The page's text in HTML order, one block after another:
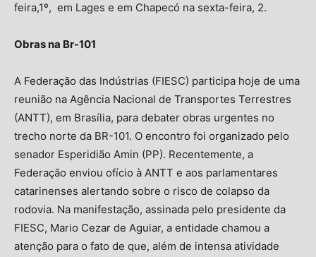
feira,1º, em Lages e em Chapecó na sexta-feira, 2.
Obras na Br-101
A Federação das Indústrias (FIESC) participa hoje de uma
reunião na Agência Nacional de Transportes Terrestres
(ANTT), em Brasília, para debater obras urgentes no
trecho norte da BR-101. O encontro foi organizado pelo
senador Esperidião Amin (PP). Recentemente, a
Federação enviou ofício à ANTT e aos parlamentares
catarinenses alertando sobre o risco de colapso da
rodovia. Na manifestação, assinada pelo presidente da
FIESC, Mario Cezar de Aguiar, a entidade chamou a
atenção para o fato de que, além de intensa atividade